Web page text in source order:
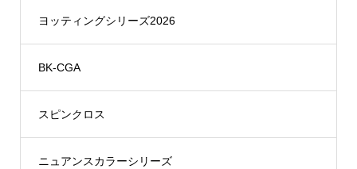
ヨッティングシリーズ2026
BK-CGA
スピンクロス
ニュアンスカラーシリーズ